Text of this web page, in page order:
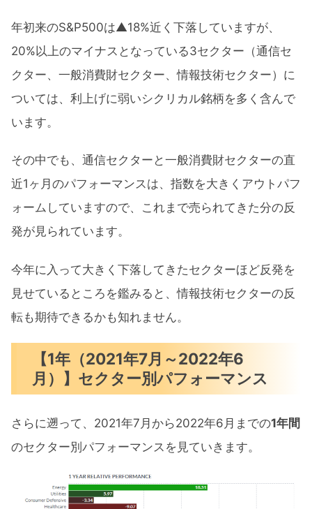
年初来のS&P500は▲18%近く下落していますが、
20%以上のマイナスとなっている3セクター（通信セ
クター、一般消費財セクター、情報技術セクター）に
ついては、利上げに弱いシクリカル銘柄を多く含んで
います。
その中でも、通信セクターと一般消費財セクターの直
近1ヶ月のパフォーマンスは、指数を大きくアウトパフ
ォームしていますので、これまで売られてきた分の反
発が見られています。
今年に入って大きく下落してきたセクターほど反発を
見せているところを鑑みると、情報技術セクターの反
転も期待できるかも知れません。
【1年（2021年7月～2022年6
月）】セクター別パフォーマンス
さらに遡って、2021年7月から2022年6月までの1年間
のセクター別パフォーマンスを見ていきます。